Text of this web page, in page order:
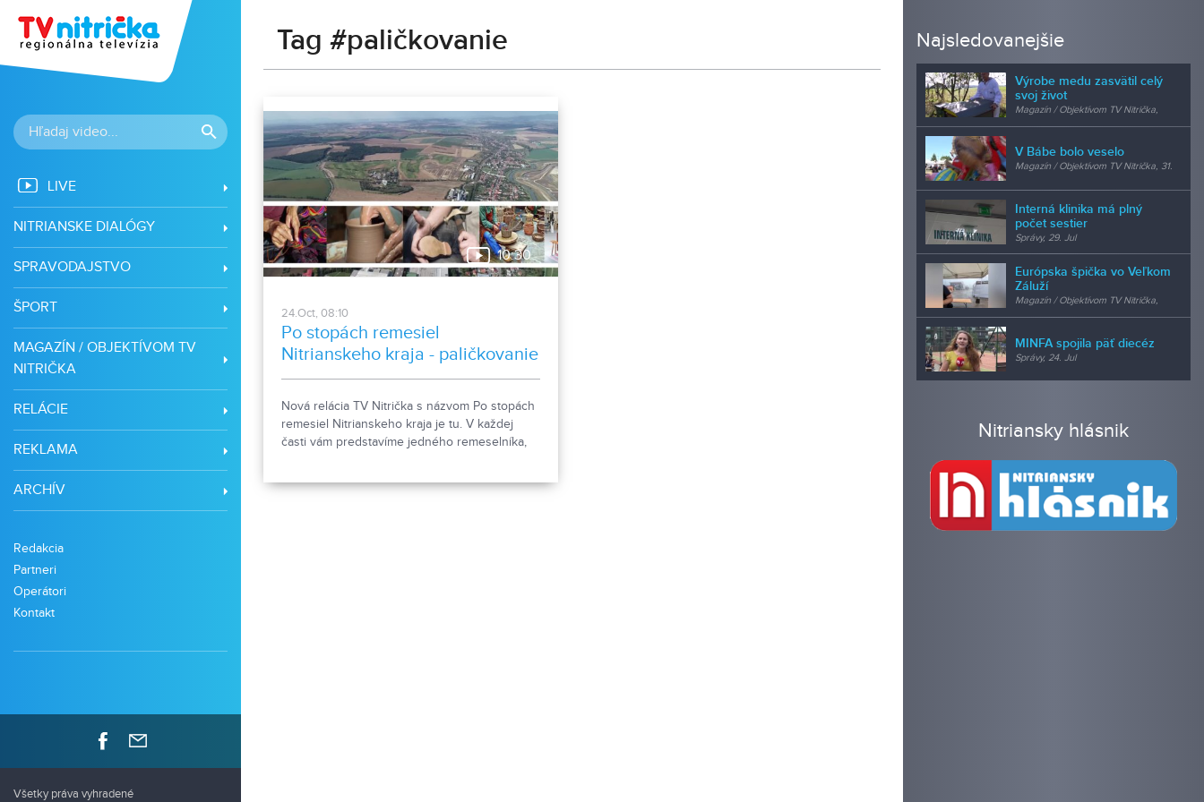
LIVE
NITRIANSKE DIALÓGY
SPRAVODAJSTVO
ŠPORT
MAGAZÍN / OBJEKTÍVOM TV
NITRIČKA
RELÁCIE
REKLAMA
ARCHÍV
Redakcia
Partneri
Operátori
Kontakt
Všetky práva vyhradené
Tag #paličkovanie
10:30
24.Oct, 08:10
Po stopách remesiel
Nitrianskeho kraja - paličkovanie
Nová relácia TV Nitrička s názvom Po stopách
remesiel Nitrianskeho kraja je tu. V každej
časti vám predstavíme jedného remeselníka,
Najsledovanejšie
Výrobe medu zasvätil celý
svoj život
Magazín / Objektívom TV Nitrička,
V Bábe bolo veselo
Magazín / Objektívom TV Nitrička, 31.
Interná klinika má plný
počet sestier
Správy, 29. Jul
Európska špička vo Veľkom
Záluží
Magazín / Objektívom TV Nitrička,
MINFA spojila päť diecéz
Správy, 24. Jul
Nitriansky hlásnik